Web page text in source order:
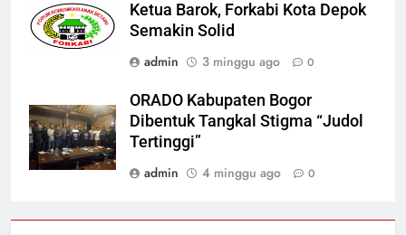
Ketua Barok, Forkabi Kota Depok
Semakin Solid
admin
3 minggu ago 0
ORADO Kabupaten Bogor
Dibentuk Tangkal Stigma “Judol
Tertinggi”
admin
4 minggu ago 0